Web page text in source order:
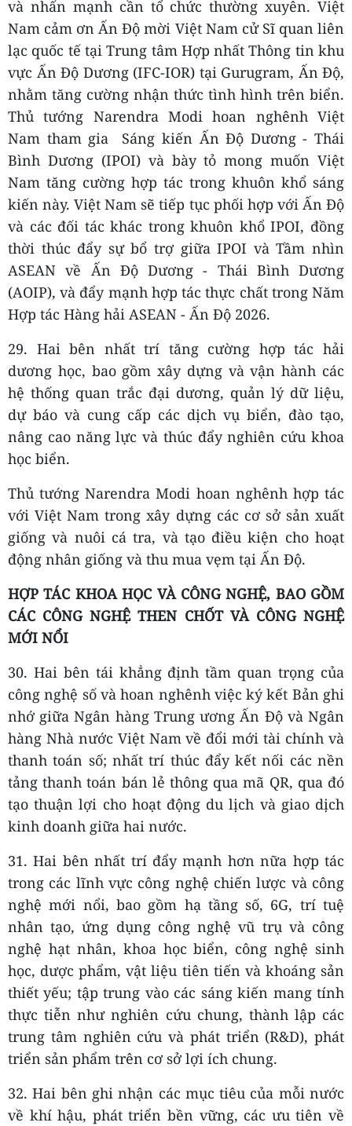
và nhấn mạnh cần tổ chức thường xuyên. Việt
Nam cảm ơn Ấn Độ mời Việt Nam cử Sĩ quan liên
lạc quốc tế tại Trung tâm Hợp nhất Thông tin khu
vực Ấn Độ Dương (IFC-IOR) tại Gurugram, Ấn Độ,
nhằm tăng cường nhận thức tình hình trên biển.
Thủ tướng Narendra Modi hoan nghênh Việt
Nam tham gia Sáng kiến Ấn Độ Dương - Thái
Bình Dương (IPOI) và bày tỏ mong muốn Việt
Nam tăng cường hợp tác trong khuôn khổ sáng
kiến này. Việt Nam sẽ tiếp tục phối hợp với Ấn Độ
và các đối tác khác trong khuôn khổ IPOI, đồng
thời thúc đẩy sự bổ trợ giữa IPOI và Tầm nhìn
ASEAN về Ấn Độ Dương - Thái Bình Dương
(AOIP), và đẩy mạnh hợp tác thực chất trong Năm
Hợp tác Hàng hải ASEAN - Ấn Độ 2026.
29. Hai bên nhất trí tăng cường hợp tác hải
dương học, bao gồm xây dựng và vận hành các
hệ thống quan trắc đại dương, quản lý dữ liệu,
dự báo và cung cấp các dịch vụ biển, đào tạo,
nâng cao năng lực và thúc đẩy nghiên cứu khoa
học biển.
Thủ tướng Narendra Modi hoan nghênh hợp tác
với Việt Nam trong xây dựng các cơ sở sản xuất
giống và nuôi cá tra, và tạo điều kiện cho hoạt
động nhân giống và thu mua vẹm tại Ấn Độ.
HỢP TÁC KHOA HỌC VÀ CÔNG NGHỆ, BAO GỒM
CÁC CÔNG NGHỆ THEN CHỐT VÀ CÔNG NGHỆ
MỚI NỔI
30. Hai bên tái khẳng định tầm quan trọng của
công nghệ số và hoan nghênh việc ký kết Bản ghi
nhớ giữa Ngân hàng Trung ương Ấn Độ và Ngân
hàng Nhà nước Việt Nam về đổi mới tài chính và
thanh toán số; nhất trí thúc đẩy kết nối các nền
tảng thanh toán bán lẻ thông qua mã QR, qua đó
tạo thuận lợi cho hoạt động du lịch và giao dịch
kinh doanh giữa hai nước.
31. Hai bên nhất trí đẩy mạnh hơn nữa hợp tác
trong các lĩnh vực công nghệ chiến lược và công
nghệ mới nổi, bao gồm hạ tầng số, 6G, trí tuệ
nhân tạo, ứng dụng công nghệ vũ trụ và công
nghệ hạt nhân, khoa học biển, công nghệ sinh
học, dược phẩm, vật liệu tiên tiến và khoáng sản
thiết yếu; tập trung vào các sáng kiến mang tính
thực tiễn như nghiên cứu chung, thành lập các
trung tâm nghiên cứu và phát triển (R&D), phát
triển sản phẩm trên cơ sở lợi ích chung.
32. Hai bên ghi nhận các mục tiêu của mỗi nước
về khí hậu, phát triển bền vững, các ưu tiên về